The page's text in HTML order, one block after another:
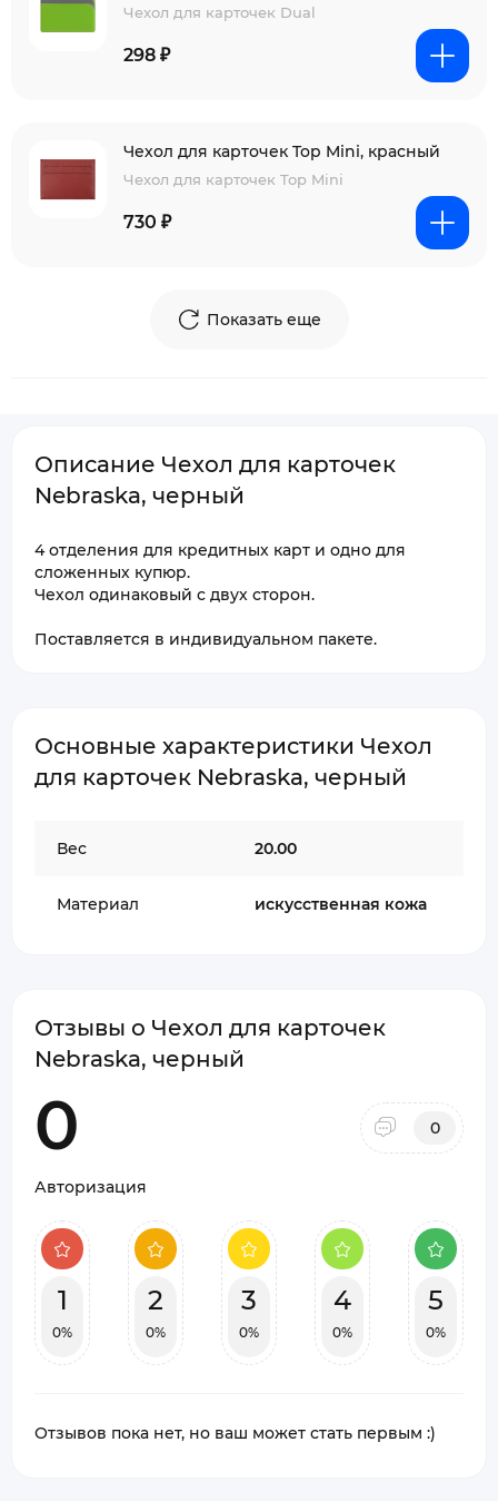
Чехол для карточек Dual
298 ₽
Чехол для карточек Top Mini, красный
Чехол для карточек Top Mini
730 ₽
Показать еще
Описание Чехол для карточек
Nebraska, черный
4 отделения для кредитных карт и одно для
сложенных купюр.
Чехол одинаковый с двух сторон.
Поставляется в индивидуальном пакете.
Основные характеристики Чехол
для карточек Nebraska, черный
Вес 20.00
Материал искусственная кожа
Отзывы о Чехол для карточек
Nebraska, черный
0 0
Авторизация
1
0%
2
0%
3
0%
4
0%
5
0%
Отзывов пока нет, но ваш может стать первым :)